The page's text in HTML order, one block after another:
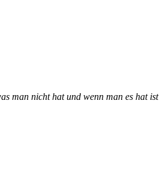
man nicht hat und wenn man es hat ist